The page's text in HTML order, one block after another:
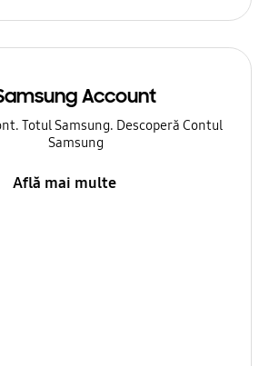
Account
Totul Samsung. Descoperă Contul
Samsung
Află mai multe